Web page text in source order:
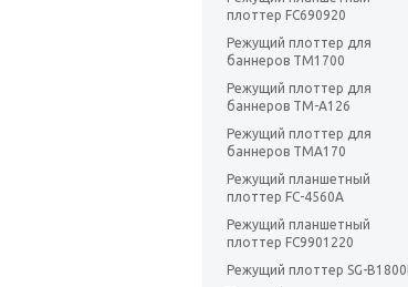
плоттер FC690920
Режущий плоттер для
баннеров TM1700
Режущий плоттер для
баннеров TM-A126
Режущий плоттер для
баннеров TMA170
Режущий планшетный
плоттер FC-4560A
Режущий планшетный
плоттер FC9901220
Режущий плоттер SG-B1800II